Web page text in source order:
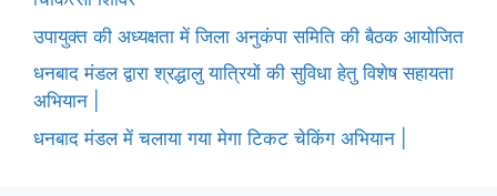
उपायुक्त की अध्यक्षता में जिला अनुकंपा समिति की बैठक आयोजित
धनबाद मंडल द्वारा श्रद्धालु यात्रियों की सुविधा हेतु विशेष सहायता
अभियान |
धनबाद मंडल में चलाया गया मेगा टिकट चेकिंग अभियान |